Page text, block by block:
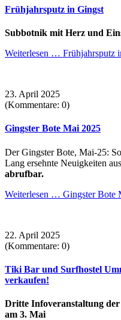
Frühjahrsputz in Gingst
Subbotnik mit Herz und
Weiterlesen … Frühjahrsputz
23. April 2025
(Kommentare: 0)
Gingster Bote Mai 2025
Der Gingster Bote, Mai-25:
Lang ersehnte Neuigkeiten
abrufbar.
Weiterlesen … Gingster Bote
22. April 2025
(Kommentare: 0)
Tiki Bar und Surfhostel
verkaufen!
Dritte Infoveranstaltung der
am 3. Mai